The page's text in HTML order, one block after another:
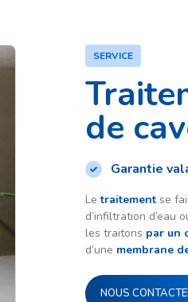
SERVICE
de
Garantie
Letraitement se
d’infiltration d’eau
les traitons par un
d’une membrane
NOUS